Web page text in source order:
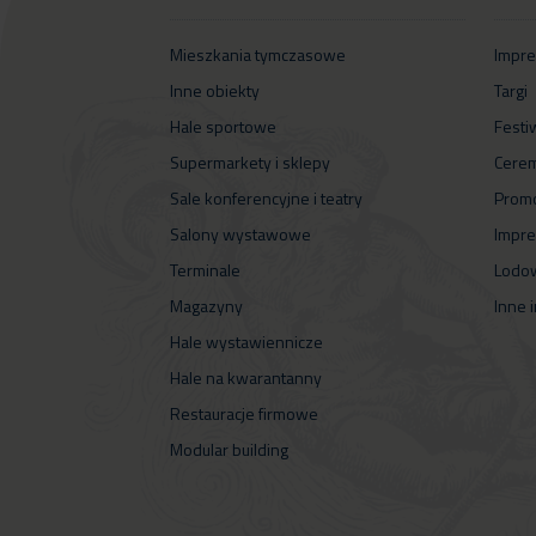
Mieszkania tymczasowe
Inne obiekty
Hale sportowe
Supermarkety i sklepy
Sale konferencyjne i teatry
Salony wystawowe
Terminale
Magazyny
Hale wystawiennicze
Hale na kwarantanny
Restauracje firmowe
Modular building
Targi
Inne